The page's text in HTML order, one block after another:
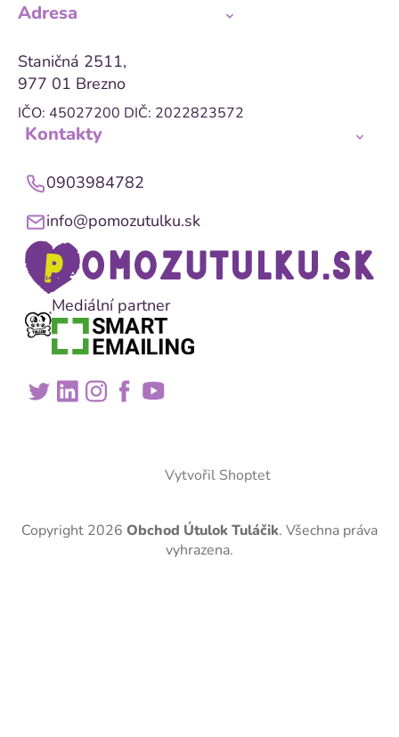
Adresa
Staničná 2511,
977 01 Brezno
IČO: 45027200 DIČ: 2022823572
Kontakty
0903984782
info@pomozutulku.sk
Mediální partner
Vytvořil Shoptet
Copyright 2026 Obchod Útulok Tuláčik. Všechna práva
vyhrazena.